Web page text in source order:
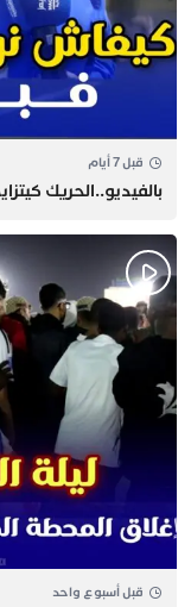
قبل 7 أيام
بالفيديو..الحريك
قبل أسبوع واحد